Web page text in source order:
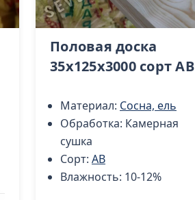
Половая доска
35х125х3000 сорт AB
Материал: Сосна, ель
Обработка: Камерная
сушка
Сорт: AB
Влажность: 10-12%